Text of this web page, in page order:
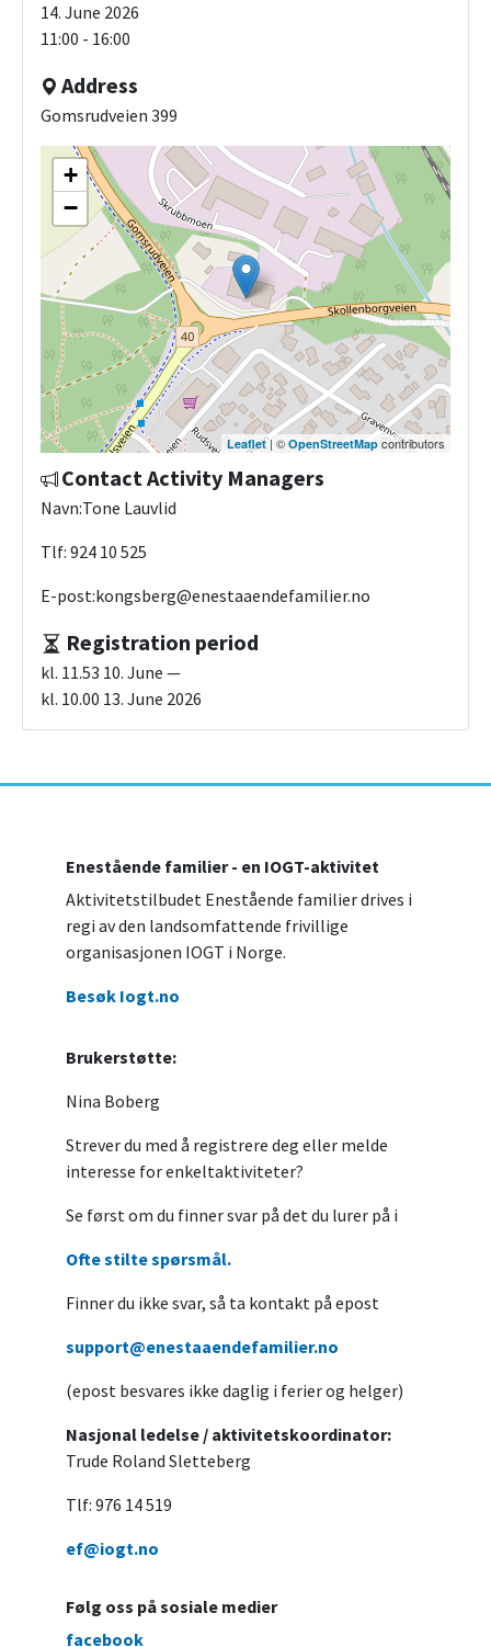
14. June 2026
11:00 - 16:00
Address
Gomsrudveien 399
+
−
Leaflet| © OpenStreetMap contributors
Contact Activity Managers
Navn:Tone Lauvlid
Tlf: 924 10 525
E-post:kongsberg@enestaaendefamilier.no
Registration period
kl. 11.53 10. June —
kl. 10.00 13. June 2026
Enestående familier - en IOGT-aktivitet
Aktivitetstilbudet Enestående familier drives i
regi av den landsomfattende frivillige
organisasjonen IOGT i Norge.
Besøk Iogt.no
Brukerstøtte:
Nina Boberg
Strever du med å registrere deg eller melde
interesse for enkeltaktiviteter?
Se først om du finner svar på det du lurer på i
Ofte stilte spørsmål.
Finner du ikke svar, så ta kontakt på epost
support@enestaaendefamilier.no
(epost besvares ikke daglig i ferier og helger)
Nasjonal ledelse / aktivitetskoordinator:
Trude Roland Sletteberg
Tlf: 976 14 519
ef@iogt.no
Følg oss på sosiale medier
facebook